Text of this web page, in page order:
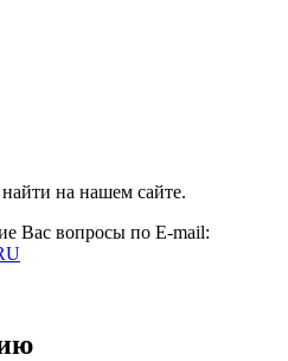
на нашем сайте.
Вас вопросы по E-mail: